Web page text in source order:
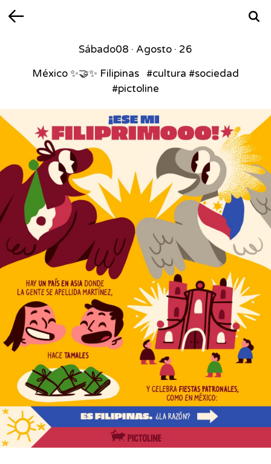
Sábado08 · Agosto · 26
México ✨🤝✨ Filipinas ⁣ ⁣ #cultura #sociedad
#pictoline